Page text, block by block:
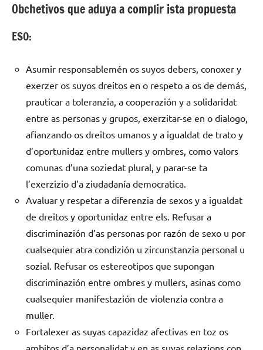
Obchetivos que aduya a complir ista propuesta
ESO:
Asumir responsablemén os suyos debers, conoxer y
exerzer os suyos dreitos en o respeto a os de demás,
prauticar a toleranzia, a cooperazión y a solidaridat
entre as personas y grupos, exerzitar-se en o dialogo,
afianzando os dreitos umanos y a igualdat de trato y
d’oportunidaz entre mullers y ombres, como valors
comunas d’una soziedat plural, y parar-se ta
l’exerzizio d’a ziudadanía democratica.
Avaluar y respetar a diferenzia de sexos y a igualdat
de dreitos y oportunidaz entre els. Refusar a
discriminazión d’as personas por razón de sexo u por
cualsequier atra condizión u zircunstanzia personal u
sozial. Refusar os estereotipos que supongan
discriminazión entre ombres y mullers, asinas como
cualsequier manifestazión de violenzia contra a
muller.
Fortalexer as suyas capazidaz afectivas en toz os